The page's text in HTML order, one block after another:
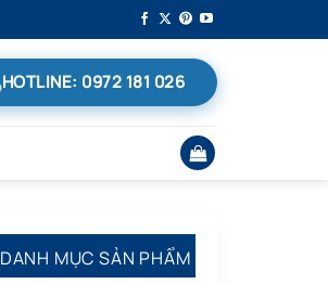
HOTLINE: 0972 181 026
DANH MỤC SẢN PHẨM